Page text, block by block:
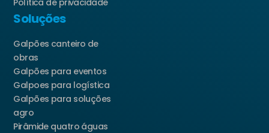
Soluções
Galpões canteiro de
obras
Galpões para eventos
Galpoes para logística
Galpões para soluções
agro
Pirâmide quatro águas